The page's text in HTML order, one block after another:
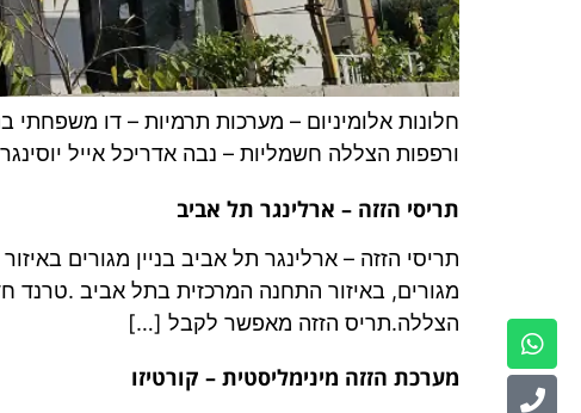
ורפפות הצללה חשמליות – נבה אדריכל אייל יוסינגר
תריסי הזזה – ארלינגר תל אביב
תריסי הזזה – ארלינגר תל אביב בניין מגורים
מגורים, באיזור התחנה המרכזית בתל אביב .טרנד
הצללה.תריס הזזה מאפשר לקבל […]
מערכת הזזה מינימליסטית – קורטיזו